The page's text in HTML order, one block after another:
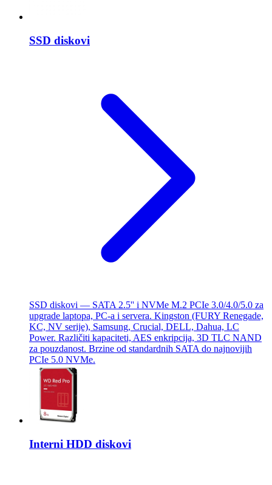
SSD diskovi
SSD diskovi — SATA 2.5'' i NVMe M.2 PCIe 3.0/4.0/5.0 za
upgrade laptopа, PC-a i servera. Kingston (FURY Renegade,
KC, NV serije), Samsung, Crucial, DELL, Dahua, LC
Power. Različiti kapaciteti, AES enkripcija, 3D TLC NAND
za pouzdanost. Brzine od standardnih SATA do najnovijih
PCIe 5.0 NVMe.
Interni HDD diskovi